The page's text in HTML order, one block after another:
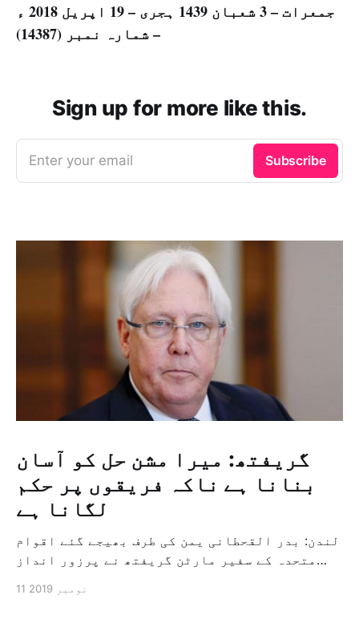
جمعرات – 3 شعبان 1439 ہجری – 19 اپريل 2018 ء
– شمارہ نمبر (14387)
Sign up for more like this.
Enter your email Subscribe
گریفتھ: میرا مشن حل کو آسان
بنانا ہے ناکہ فریقوں پر حکم
لگانا ہے
لندن: بدر القحطانی یمن کی طرف بھیجے گئے اقوام
متحدہ کے سفیر مارٹن گریفتھ نے پرزور انداز
ثالثی اور اس کشمکش کی حدبندی کرنے کے لئے ایک
11 نومبر 2019